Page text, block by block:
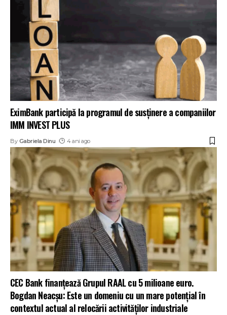
EximBank participă la programul de susținere a companiilor
IMM INVEST PLUS
By Gabriela Dinu 4 ani ago
CEC Bank finanțează Grupul RAAL cu 5 milioane euro.
Bogdan Neacșu: Este un domeniu cu un mare potențial în
contextul actual al relocării activităților industriale